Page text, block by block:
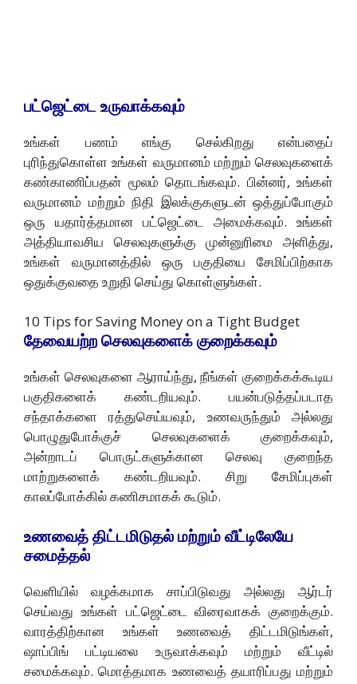
பட்ஜெட்டை உருவாக்கவும்
உங்கள் பணம் எங்கு செல்கிறது என்பதைப்
புரிந்துகொள்ள உங்கள் வருமானம் மற்றும் செலவுகளைக்
கண்காணிப்பதன் மூலம் தொடங்கவும். பின்னர், உங்கள்
வருமானம் மற்றும் நிதி இலக்குகளுடன் ஒத்துப்போகும்
ஒரு யதார்த்தமான பட்ஜெட்டை அமைக்கவும். உங்கள்
அத்தியாவசிய செலவுகளுக்கு முன்னுரிமை அளித்து,
உங்கள் வருமானத்தில் ஒரு பகுதியை சேமிப்பிற்காக
ஒதுக்குவதை உறுதி செய்து கொள்ளுங்கள்.
10 Tips for Saving Money on a Tight Budget
தேவையற்ற செலவுகளைக் குறைக்கவும்
உங்கள் செலவுகளை ஆராய்ந்து, நீங்கள் குறைக்கக்கூடிய
பகுதிகளைக் கண்டறியவும். பயன்படுத்தப்படாத
சந்தாக்களை ரத்துசெய்யவும், உணவருந்தும் அல்லது
பொழுதுபோக்குச் செலவுகளைக் குறைக்கவும்,
அன்றாடப் பொருட்களுக்கான செலவு குறைந்த
மாற்றுகளைக் கண்டறியவும். சிறு சேமிப்புகள்
காலப்போக்கில் கணிசமாகக் கூடும்.
உணவைத் திட்டமிடுதல் மற்றும் வீட்டிலேயே
சமைத்தல்
வெளியில் வழக்கமாக சாப்பிடுவது அல்லது ஆர்டர்
செய்வது உங்கள் பட்ஜெட்டை விரைவாகக் குறைக்கும்.
வாரத்திற்கான உங்கள் உணவைத் திட்டமிடுங்கள்,
ஷாப்பிங் பட்டியலை உருவாக்கவும் மற்றும் வீட்டில்
சமைக்கவும். மொத்தமாக உணவைத் தயாரிப்பது மற்றும்